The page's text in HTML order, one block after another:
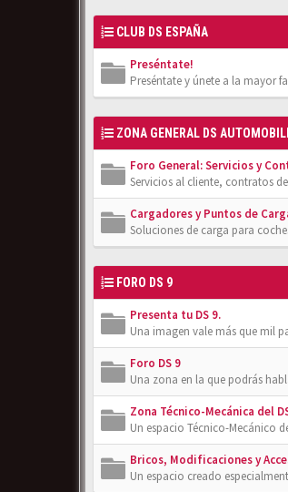
CLUB DS ESPAÑA
Preséntate!
Preséntate y únete a la mayor
ZONA GENERAL DS
Foro General: Servicios y
Servicios al cliente, contratos
Cargadores y Puntos de
Soluciones de carga para
FORO DS 9
Presenta tu DS 9.
Una imagen vale más que mil
Foro DS 9
Una zona en la que podrás
Zona Técnico-Mecánica del
Un espacio Técnico-Mecánico
Bricos, Modificaciones y
Un espacio creado